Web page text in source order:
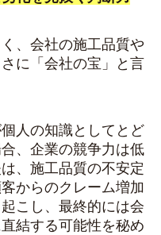
、会社の施工品質や
に「会社の宝」と言
人の知識としてとど
、企業の競争力は低
、施工品質の不安定
からのクレーム増加
こし、最終的には会
結する可能性を秘め